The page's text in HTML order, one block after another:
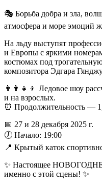
🎭 Борьба добра и зла,
атмосфера и море эмоций
На льду выступят
и Европы с яркими
костюмах под
композитора Эдгара
👨‍👩‍👧‍👦 Ледовое шоу
и на взрослых.
⏰ Продолжительность —
📅 27 и 28 декабря 2025 г.
🕖 Начало: 19:00
📍 Крытый каток
✨ Настоящее
именно с этой сцены! ✨